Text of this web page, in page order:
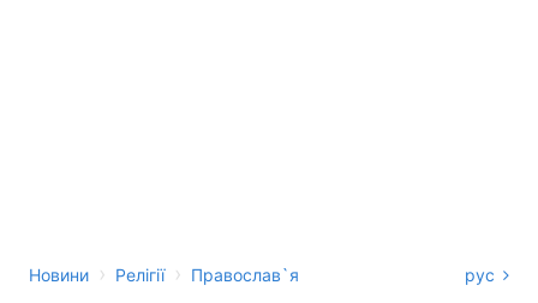
Новини › Релігії › Православ`я рус